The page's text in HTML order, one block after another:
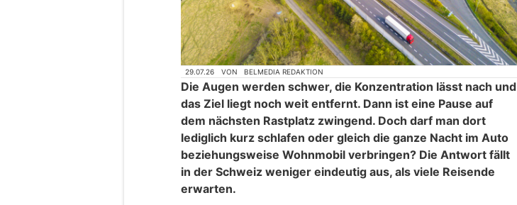
29.07.26 VON BELMEDIA REDAKTION
Die Augen werden schwer, die Konzentration lässt nach und
das Ziel liegt noch weit entfernt. Dann ist eine Pause auf
dem nächsten Rastplatz zwingend. Doch darf man dort
lediglich kurz schlafen oder gleich die ganze Nacht im Auto
beziehungsweise Wohnmobil verbringen? Die Antwort fällt
in der Schweiz weniger eindeutig aus, als viele Reisende
erwarten.